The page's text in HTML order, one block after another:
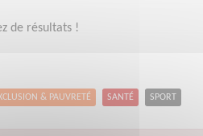
de résultats !
& PAUVRETÉ SANTÉ SPORT